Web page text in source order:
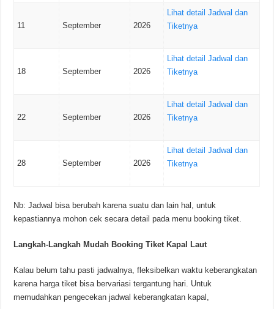
11 September 2026
Lihat detail Jadwal dan
Tiketnya
18 September 2026
Lihat detail Jadwal dan
Tiketnya
22 September 2026
Lihat detail Jadwal dan
Tiketnya
28 September 2026
Lihat detail Jadwal dan
Tiketnya
Nb: Jadwal bisa berubah karena suatu dan lain hal, untuk
kepastiannya mohon cek secara detail pada menu booking tiket.
Langkah-Langkah Mudah Booking Tiket Kapal Laut
Kalau belum tahu pasti jadwalnya, fleksibelkan waktu keberangkatan
karena harga tiket bisa bervariasi tergantung hari. Untuk
memudahkan pengecekan jadwal keberangkatan kapal,